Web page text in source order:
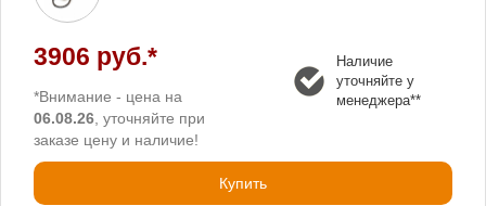
3906 руб.*
*Внимание - цена на
06.08.26 , уточняйте при
заказе цену и наличие!
Наличие
уточняйте у
менеджера**
Купить